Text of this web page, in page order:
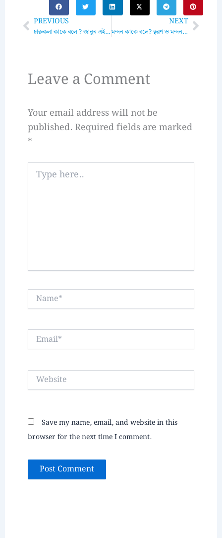
Prev
PREVIOUS
চারুকলা কাকে বলে ? জানুন এই শিল্পের ইতিহাস, ধরন ও বর্তমান প্রেক্ষাপট
NEXT
মন্দন কাকে বলে? ত্বরণ ও মন্দন কাকে বলে: এক গভীর বিশ্লেষণNext
Leave a Comment
Your email address will not be
published. Required fields are marked
*
here..
Name*
Email*
Website
Save my name, email, and website in this
browser for the next time I comment.